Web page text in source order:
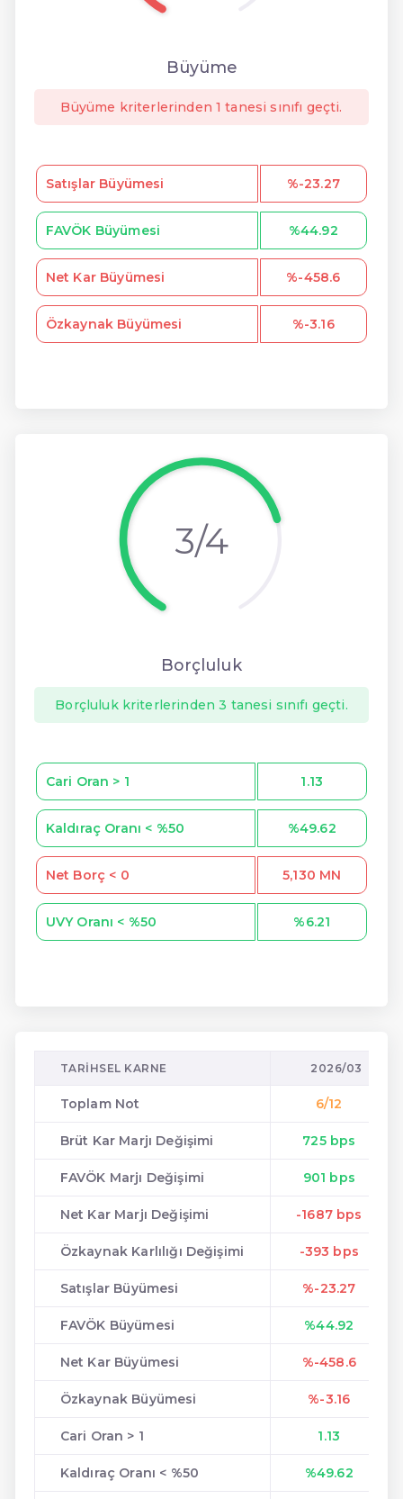
Büyüme
Büyüme kriterlerinden 1 tanesi sınıfı geçti.
Satışlar Büyümesi %-23.27
FAVÖK Büyümesi %44.92
Net Kar Büyümesi %-458.6
Özkaynak Büyümesi %-3.16
3/4
Borçluluk
Borçluluk kriterlerinden 3 tanesi sınıfı geçti.
Cari Oran > 1 1.13
Kaldıraç Oranı < %50 %49.62
Net Borç < 0 5,130 MN
UVY Oranı < %50 %6.21
TARIHSEL KARNE 2026/03
Toplam Not 6/12
Brüt Kar Marjı Değişimi 725 bps
FAVÖK Marjı Değişimi 901 bps
Net Kar Marjı Değişimi -1687 bps
Özkaynak Karlılığı Değişimi -393 bps
Satışlar Büyümesi %-23.27
FAVÖK Büyümesi %44.92
Net Kar Büyümesi %-458.6
Özkaynak Büyümesi %-3.16
Cari Oran > 1 1.13
Kaldıraç Oranı < %50 %49.62